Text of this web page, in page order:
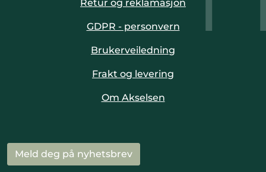
Retur og reklamasjon
GDPR - personvern
Brukerveiledning
Frakt og levering
Om Akselsen
Meld deg på nyhetsbrev